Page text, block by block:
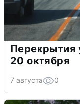
Перекрытия
20 октября
7 августа 0